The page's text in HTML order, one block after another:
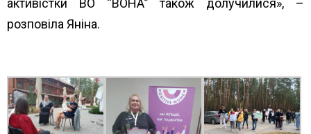
активістки ВО “ВОНА” також долучилися», –
розповіла Яніна.